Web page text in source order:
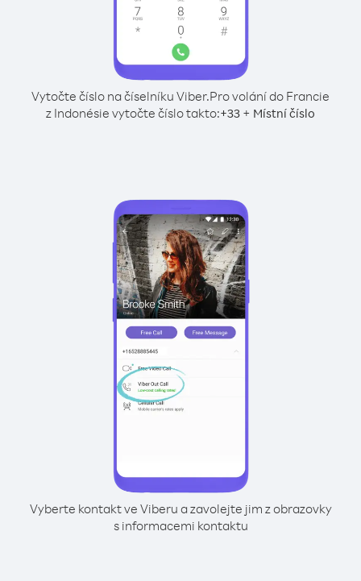
Vytočte číslo na číselníku Viber.Pro volání do Francie
z Indonésie vytočte číslo takto:+33 + Místní číslo
Vyberte kontakt ve Viberu a zavolejte jim z obrazovky
s informacemi kontaktu